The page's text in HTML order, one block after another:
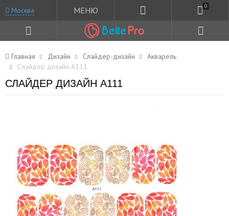
Москва МЕНЮ 0
Главная Дизайн Слайдер-дизайн
Акварель
Слайдер дизайн A111
СЛАЙДЕР ДИЗАЙН A111